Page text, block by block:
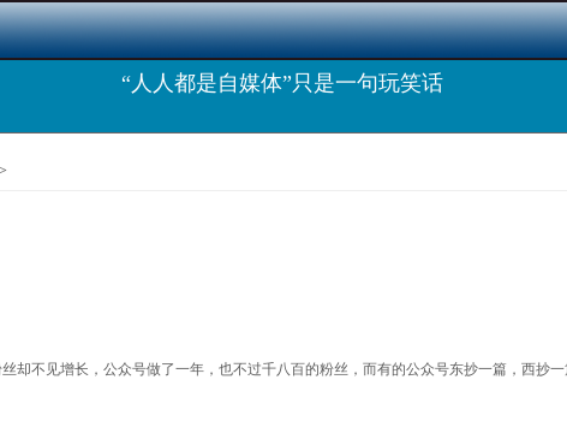
“人人都是自媒体”只是一句玩笑话
却不见增长，公众号做了一年，也不过千八百的粉丝，而有的公众号东抄一篇，西抄